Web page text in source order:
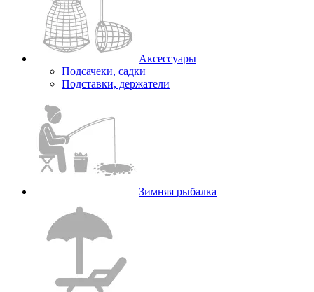
Аксессуары
Подсачеки, садки
Подставки, держатели
Зимняя рыбалка